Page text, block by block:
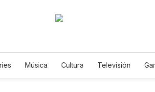
Música Cultura Televisión